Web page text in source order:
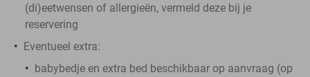
(di)eetwensen of allergieën, vermeld deze bij je
reservering
Eventueel extra:
babybedje en extra bed beschikbaar op aanvraag (op